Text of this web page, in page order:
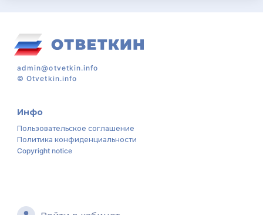
admin@otvetkin.info
©Otvetkin.info
Инфо
Пользовательское соглашение
Политика конфиденциальности
Copyright notice